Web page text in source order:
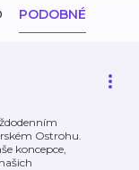
PODOBNÉ
Ostrohu.
koncepce,